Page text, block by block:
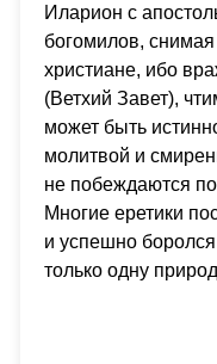
Иларион с
богомилов,
христиане, ибо
(Ветхий Завет),
может быть
молитвой и
не побеждаются
Многие еретики
и успешно
только одну